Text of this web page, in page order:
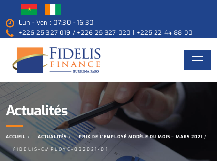
Lun - Ven : 07:30 - 16:30
+226 25 327 019 / +226 25 327 020 | +225 22 44 88 00
Actualités
ACCUEIL ACTUALITÉS PRIX DE L’EMPLOYÉ MODÈLE DU MOIS – MARS 2021
FIDELIS-EMPLOYE-032021-01